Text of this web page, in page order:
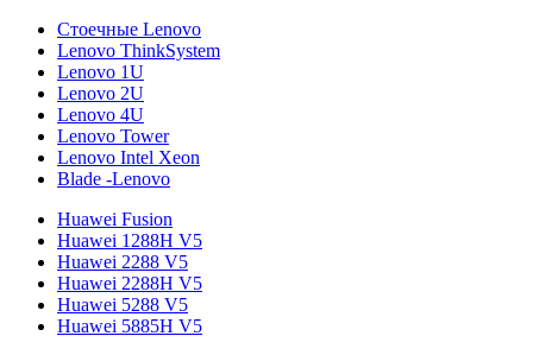
Стоечные Lenovo
Lenovo ThinkSystem
Lenovo 1U
Lenovo 2U
Lenovo 4U
Lenovo Tower
Lenovo Intel Xeon
Blade -Lenovo
Huawei Fusion
Huawei 1288H V5
Huawei 2288 V5
Huawei 2288H V5
Huawei 5288 V5
Huawei 5885H V5